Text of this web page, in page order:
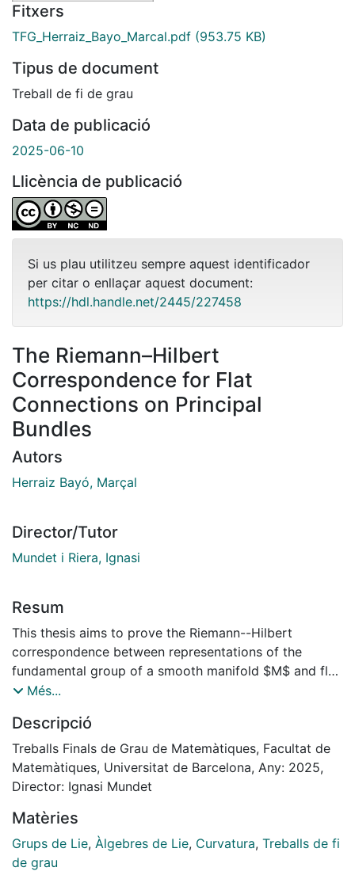
Fitxers
TFG_Herraiz_Bayo_Marcal.pdf (953.75 KB)
Tipus de document
Treball de fi de grau
Data de publicació
2025-06-10
Llicència de publicació
Si us plau utilitzeu sempre aquest identificador
per citar o enllaçar aquest document:
https://hdl.handle.net/2445/227458
The Riemann–Hilbert
Correspondence for Flat
Connections on Principal
Bundles
Autors
Herraiz Bayó, Marçal
Director/Tutor
Mundet i Riera, Ignasi
Resum
This thesis aims to prove the Riemann--Hilbert
correspondence between representations of the
fundamental group of a smooth manifold $M$ and flat
connections on principal bundles over $M$. We begin
groups and Lie algebras, and then develop the theory
of connections on principal bundles, leading to the
notions of parallel transport, holonomy, and curvature.
The core of this work focuses on flat connections—
gives a well-defined group homomorphism from the
fundamental group of $M$ to the structure group of
the bundle. As a concrete example, we study flat
Més...
Descripció
Treballs Finals de Grau de Matemàtiques, Facultat de
Matemàtiques, Universitat de Barcelona, Any: 2025,
Director: Ignasi Mundet
Matèries
Grups de Lie, Àlgebres de Lie, Curvatura, Treballs de fi
de grau